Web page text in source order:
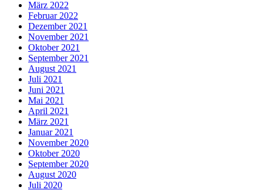
März 2022
Februar 2022
Dezember 2021
November 2021
Oktober 2021
September 2021
August 2021
Juli 2021
Juni 2021
Mai 2021
April 2021
März 2021
Januar 2021
November 2020
Oktober 2020
September 2020
August 2020
Juli 2020